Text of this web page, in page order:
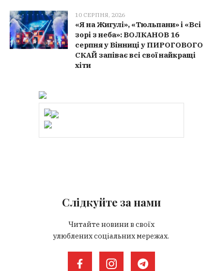
10 СЕРПНЯ, 2026
«Я на Жигулі», «Тюльпани» і «Всі
зорі з неба»: ВОЛКАНОВ 16
серпня у Вінниці у ПИРОГОВОГО
СКАЙ запіває всі свої найкращі
хіти
Слідкуйте за нами
Читайте новини в своїх
улюблених соціальних мережах.